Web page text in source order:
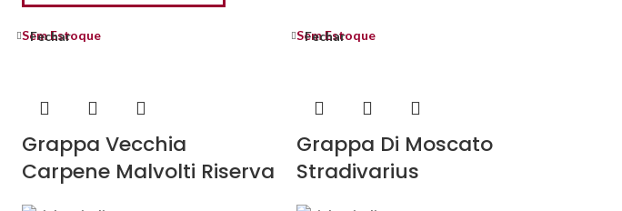
Sem Estoque
Fechar
Grappa Vecchia
Carpene Malvolti Riserva
Sem Estoque
Fechar
Grappa Di Moscato
Stradivarius